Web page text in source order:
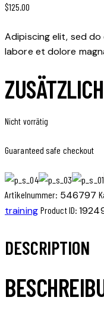
von 5,
Kundenbewertung
$125.00
Adipiscing elit, sed
labore et dolore
Nicht vorrätig
Guaranteed safe checkout
Artikelnummer: 546797
training Product ID:
DESCRIPTION